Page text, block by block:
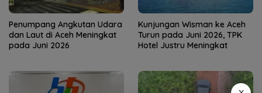
Penumpang Angkutan Udara
dan Laut di Aceh Meningkat
pada Juni 2026
Kunjungan Wisman ke Aceh
Turun pada Juni 2026, TPK
Hotel Justru Meningkat